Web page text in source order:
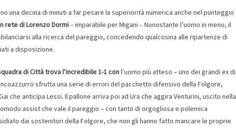
una decina di minuti a far pesare la superiorità numerica anche nel punteggio
rete di Lorenzo Dormi– imparabile per Migani -. Nonostante l’uomo in meno, il
alla ricerca del pareggio, concedendo qualcosina alle ripartenze di
a disposizione.
di Città trova l’incredibile 1-1 conl’uomo più atteso – uno dei grandi ex di
sfrutta una serie di errori del pacchetto difensivo della Folgore,
che anticipa Lessi. Il pallone arriva poi ad Ura che aggira Venturini, uscito nella
assist che vale il pareggio – con tanto di orgogliosa e polemica
dai sostenitori della Folgore, che non gli hanno fatto mancare le proprie